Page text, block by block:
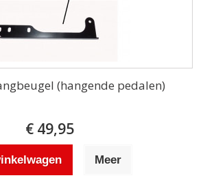
(hangende pedalen)
€ 49,95
Meer